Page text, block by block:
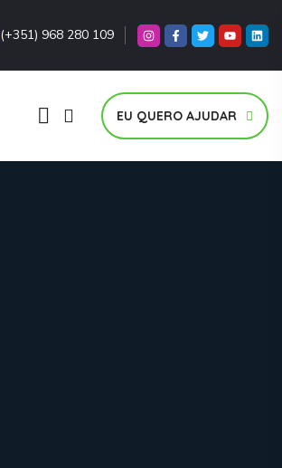
(+351) 968 280 109
EU QUERO AJUDAR